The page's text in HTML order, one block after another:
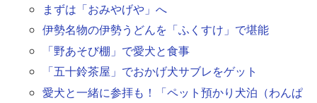
まずは「おみやげや」へ
伊勢名物の伊勢うどんを「ふくすけ」で堪能
「野あそび棚」で愛犬と食事
「五十鈴茶屋」でおかげ犬サブレをゲット
愛犬と一緒に参拝も！「ペット預かり犬泊（わんぱ